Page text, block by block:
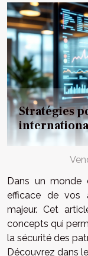
Stratégies
Dans un monde
efficace de vos
majeur. Cet
concepts qui
la sécurité des
Découvrez dans